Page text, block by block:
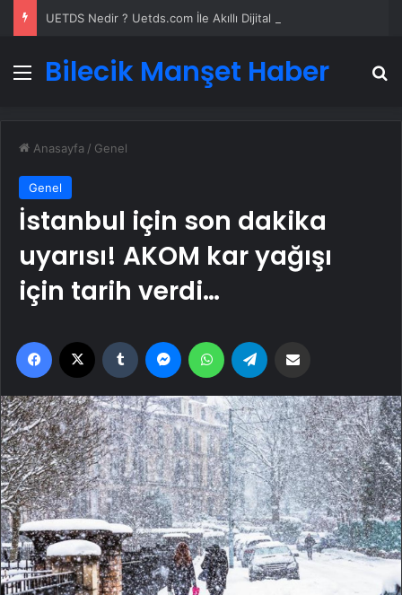
Menü
Bilecik Manşet Haber
Anasayfa / Genel
Genel
İstanbul için son dakika
uyarısı! AKOM kar yağışı
için tarih verdi…
Facebook Tumblr MessengerWhatsApp